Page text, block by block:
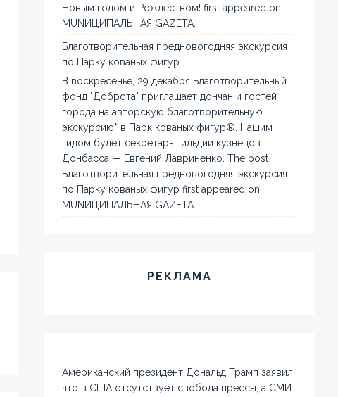
Новым годом и Рождеством! first appeared on
MUNИЦИПАЛЬНАЯ GAZЕТА.
Благотворительная предновогодняя экскурсия
по Парку кованых фигур
В воскресенье, 29 декабря Благотворительный
фонд "Доброта" приглашает дончан и гостей
города на авторскую благотворительную
экскурсию* в Парк кованых фигур®. Нашим
гидом будет секретарь Гильдии кузнецов
Донбасса — Евгений Лавриненко. The post
Благотворительная предновогодняя экскурсия
по Парку кованых фигур first appeared on
MUNИЦИПАЛЬНАЯ GAZЕТА.
РЕКЛАМА
Американский президент Дональд Трамп заявил,
что в США отсутствует свобода прессы, а СМИ